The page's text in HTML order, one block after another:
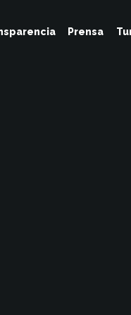
Prensa